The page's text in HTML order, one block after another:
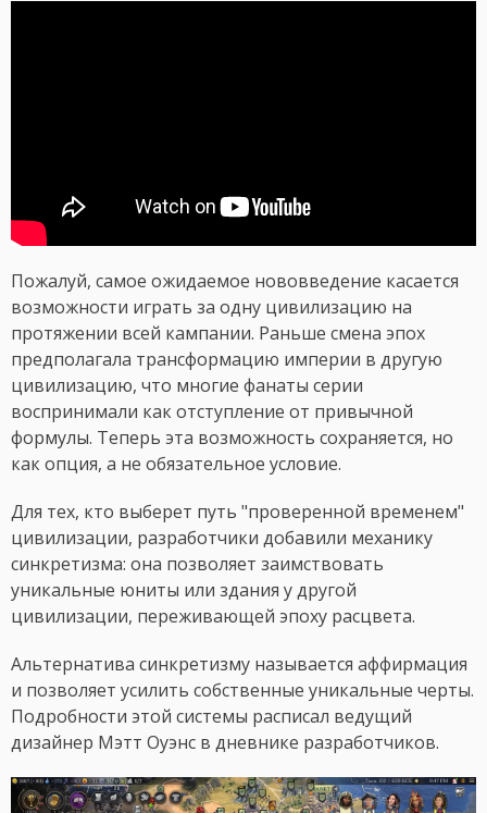
Пожалуй, самое ожидаемое нововведение касается
возможности играть за одну цивилизацию на
протяжении всей кампании. Раньше смена эпох
предполагала трансформацию империи в другую
цивилизацию, что многие фанаты серии
воспринимали как отступление от привычной
формулы. Теперь эта возможность сохраняется, но
как опция, а не обязательное условие.
Для тех, кто выберет путь "проверенной временем"
цивилизации, разработчики добавили механику
синкретизма: она позволяет заимствовать
уникальные юниты или здания у другой
цивилизации, переживающей эпоху расцвета.
Альтернатива синкретизму называется аффирмация
и позволяет усилить собственные уникальные черты.
Подробности этой системы расписал ведущий
дизайнер Мэтт Оуэнс в дневнике разработчиков.